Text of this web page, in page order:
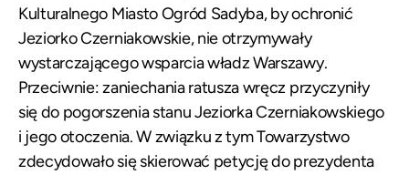
Kulturalnego Miasto Ogród Sadyba, by ochronić
Jeziorko Czerniakowskie, nie otrzymywały
wystarczającego wsparcia władz Warszawy.
Przeciwnie: zaniechania ratusza wręcz przyczyniły
się do pogorszenia stanu Jeziorka Czerniakowskiego
i jego otoczenia. W związku z tym Towarzystwo
zdecydowało się skierować petycję do prezydenta